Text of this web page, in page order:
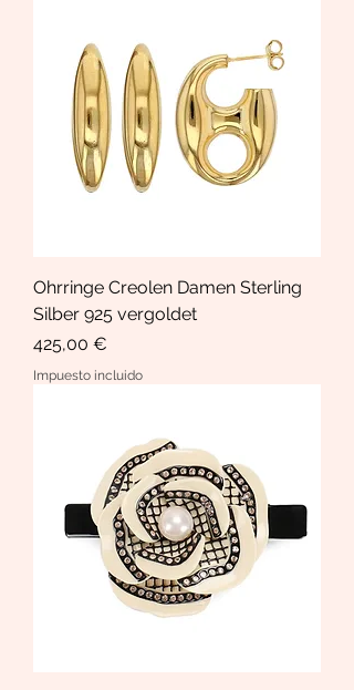
Ohrringe Creolen Damen Sterling
Silber 925 vergoldet
Precio
425,00 €
Impuesto incluido